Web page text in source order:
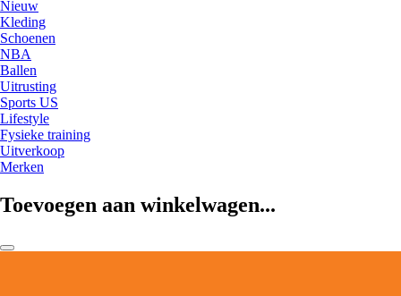
Nieuw
Kleding
Schoenen
NBA
Ballen
Uitrusting
Sports US
Lifestyle
Fysieke training
Uitverkoop
Merken
Toevoegen aan winkelwagen...